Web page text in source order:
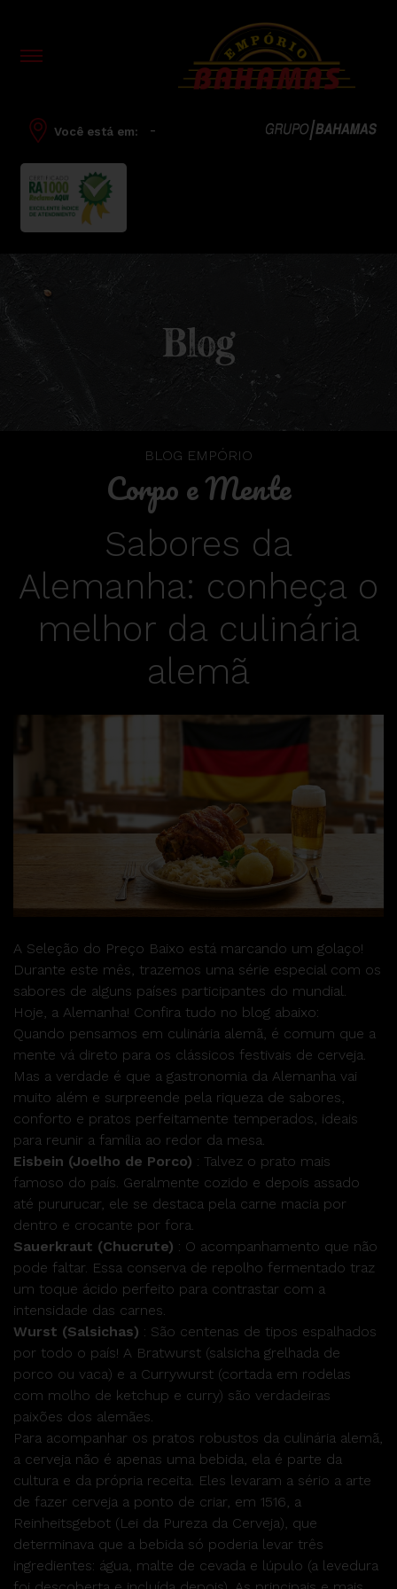
Você está em: -
Blog
BLOG EMPÓRIO
Corpo e Mente
Sabores da
Alemanha: conheça o
melhor da culinária
alemã
A Seleção do Preço Baixo está marcando um golaço!
Durante este mês, trazemos uma série especial com os
sabores de alguns países participantes do mundial.
Hoje, a Alemanha! Confira tudo no blog abaixo:
Quando pensamos em culinária alemã, é comum que a
mente vá direto para os clássicos festivais de cerveja.
Mas a verdade é que a gastronomia da Alemanha vai
muito além e surpreende pela riqueza de sabores,
conforto e pratos perfeitamente temperados, ideais
para reunir a família ao redor da mesa.
Eisbein (Joelho de Porco) : Talvez o prato mais
famoso do país. Geralmente cozido e depois assado
até pururucar, ele se destaca pela carne macia por
dentro e crocante por fora.
Sauerkraut (Chucrute) : O acompanhamento que não
pode faltar. Essa conserva de repolho fermentado traz
um toque ácido perfeito para contrastar com a
intensidade das carnes.
Wurst (Salsichas) : São centenas de tipos espalhados
por todo o país! A Bratwurst (salsicha grelhada de
porco ou vaca) e a Currywurst (cortada em rodelas
com molho de ketchup e curry) são verdadeiras
paixões dos alemães.
Para acompanhar os pratos robustos da culinária alemã,
a cerveja não é apenas uma bebida, ela é parte da
cultura e da própria receita. Eles levaram a sério a arte
de fazer cerveja a ponto de criar, em 1516, a
Reinheitsgebot (Lei da Pureza da Cerveja), que
determinava que a bebida só poderia levar três
ingredientes: água, malte de cevada e lúpulo (a levedura